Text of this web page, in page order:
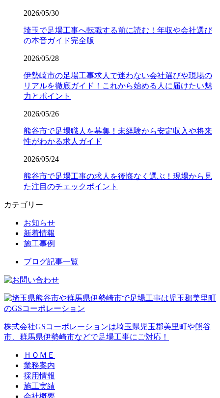
2026/05/30
埼玉で足場工事へ転職する前に読む！年収や会社選び
の本音ガイド完全版
2026/05/28
伊勢崎市の足場工事求人で迷わない会社選びや現場の
リアルを徹底ガイド！これから始める人に届けたい魅
力とポイント
2026/05/26
熊谷市で足場職人を募集！未経験から安定収入や将来
性がわかる求人ガイド
2026/05/24
熊谷市で足場工事の求人を後悔なく選ぶ！現場から見
た注目のチェックポイント
カテゴリー
お知らせ
新着情報
施工事例
ブログ記事一覧
株式会社GSコーポレーションは埼玉県児玉郡美里町や熊谷
市、群馬県伊勢崎市などで足場工事にご対応！
ＨＯＭＥ
業務案内
採用情報
施工実績
会社概要